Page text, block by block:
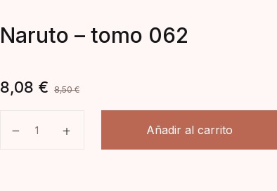
Naruto – tomo 062
8,08 € 8,50€
Añadir al carrito